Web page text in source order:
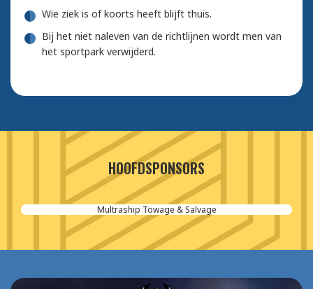
Wie ziek is of koorts heeft blijft thuis.
Bij het niet naleven van de richtlijnen wordt men van
het sportpark verwijderd.
HOOFDSPONSORS
Aannemersbedrijf van der Poel